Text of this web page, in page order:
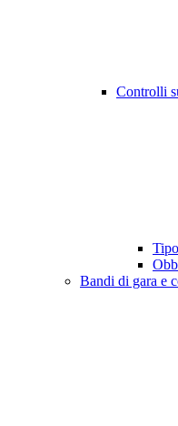
Controlli
Bandi di gara e